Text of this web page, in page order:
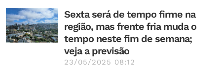
Sexta será de tempo firme na
região, mas frente fria muda o
tempo neste fim de semana;
veja a previsão
23/05/2025 08:12